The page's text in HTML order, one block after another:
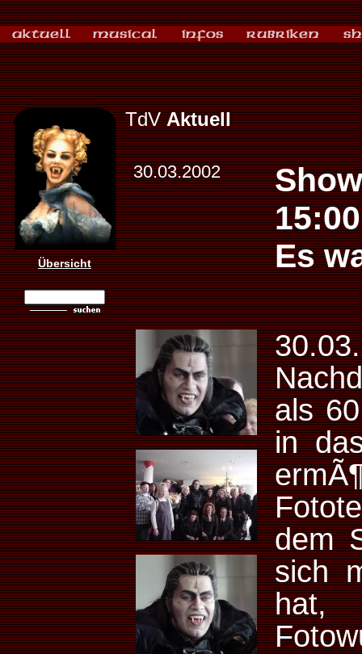
Übersicht
TdVAktuell
30.03.2002
Es
als
in
dem
sich